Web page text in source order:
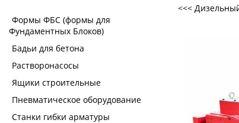
Формы ФБС (формы для
Фундаментных Блоков)
Бадьи для бетона
Растворонасосы
Ящики строительные
Пневматическое оборудование
Станки гибки арматуры
<<<